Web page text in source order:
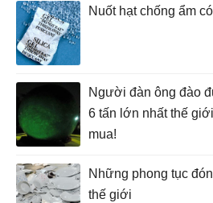
Nuốt hạt chống ẩm
Người đàn ông đào
6 tấn lớn nhất thế
mua!
Những phong tục
thế giới